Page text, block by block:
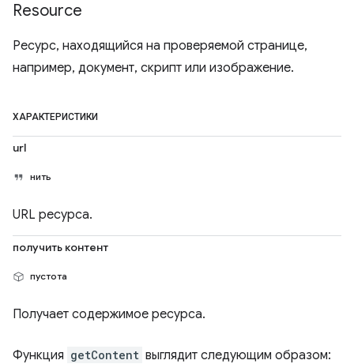
Resource
Ресурс, находящийся на проверяемой странице,
например, документ, скрипт или изображение.
ХАРАКТЕРИСТИКИ
url
нить
URL ресурса.
получить контент
пустота
Получает содержимое ресурса.
Функция getContent выглядит следующим образом: